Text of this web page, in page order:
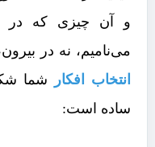
و آن چیزی که در
می‌نامیم، نه در
انتخاب افکار
شما
ساده است: